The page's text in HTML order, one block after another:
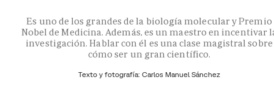
Es uno de los grandes de la biología molecular y Premio
Nobel de Medicina. Además, es un maestro en incentivar
investigación. Hablar con él es una clase magistral sobre
cómo ser un gran científico.
Texto y fotografía: Carlos Manuel Sánchez